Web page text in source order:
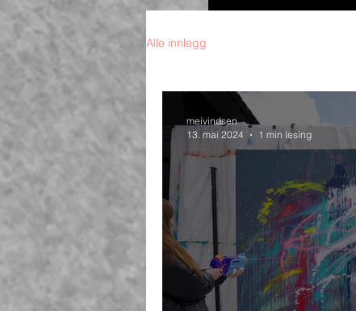
Alle innlegg
meivindsen
13. mai 2024
1 min lesing